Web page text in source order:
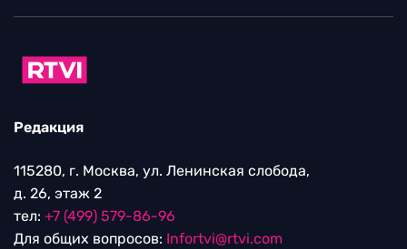
Редакция
115280, г. Москва, ул. Ленинская слобода,
д. 26, этаж 2
тел: +7 (499) 579-86-96
Для общих вопросов: Infortvi@rtvi.com